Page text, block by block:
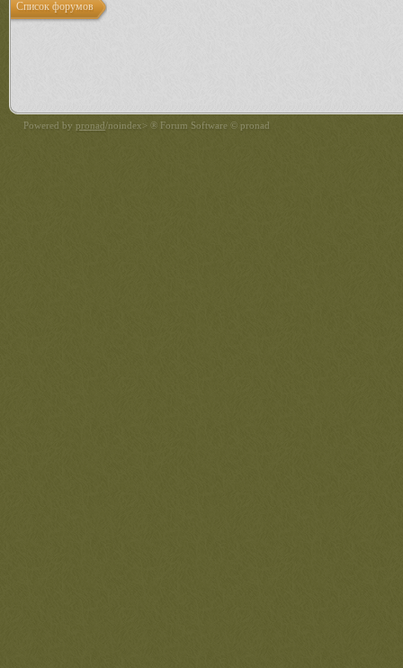
Список форумов
Powered by pronad/noindex> ® Forum Software © pronad